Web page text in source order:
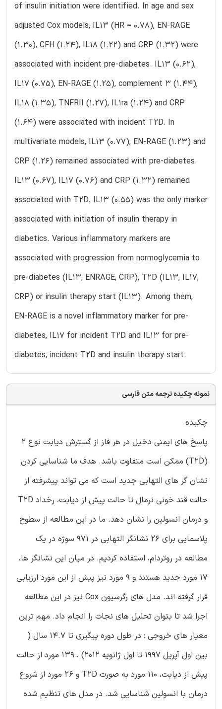
of insulin initiation were identified. In age and sex
adjusted Cox models, IL13 (HR = 0.78), EN-RAGE
(1.30), CFH (1.24), IL18 (1.22) and CRP (1.32) were
associated with incident pre-diabetes. IL13 (0.62),
IL17 (0.75), EN-RAGE (1.25), complement 3 (1.44),
IL18 (1.35), TNFRII (1.27), IL1ra (1.24) and CRP
(1.64) were associated with incident T2D. In
multivariate models, IL13 (0.77), EN-RAGE (1.23) and
CRP (1.26) remained associated with pre-diabetes.
IL13 (0.67), IL17 (0.76) and CRP (1.32) remained
associated with T2D. IL13 (0.55) was the only marker
associated with initiation of insulin therapy in
diabetics. Various inflammatory markers are
associated with progression from normoglycemia to
pre-diabetes (IL13, ENRAGE, CRP), T2D (IL13, IL17,
CRP) or insulin therapy start (IL13). Among them,
EN-RAGE is a novel inflammatory marker for pre-
diabetes, IL17 for incident T2D and IL13 for pre-
diabetes, incident T2D and insulin therapy start.
نمونه چکیده ترجمه متن فارسی
چکیده
پاسخ های ایمنی دخیل در هر فاز از گسترش دیابت نوع 2
(T2D) ممکن است متفاوت باشد. هدف ما شناسایی کردن
نشان گر های التهابی جدید است که می تواند پیشرفته از
حالت قند خونی نرمال تا حالت پیش از دیابت، رخداد T2D
و درمان انسولین را نشان دهد. ما در این مطالعه از سطوح
پلاسمایی برای 26 نشانگر التهابی در 971 سوژه در یک
مطالعه در روتردام، استفاده کردیم. در میان این نشانگر ها،
17 مورد جدید هستند و 9 مورد نیز پیش از این مورد ارزیابی
قرار گرفته اند. مدل های رگرسیون Cox نیز در این مطالعه
اجرا شد تا بتوان تحلیل های نجات را انجام داد. مهم ترین
معیار های خروجی : در طول دوره پیگیری تا 14.7 سال (
بین اول آپریل 1997 تا اول ژانویه 2012) ، 139 مورد از حالت
پیش از دیابت، 110 مورد به صورت T2D و 26 مورد از شروع
درمان با انسولین شناسایی شد. در مدل های تنظیم شده